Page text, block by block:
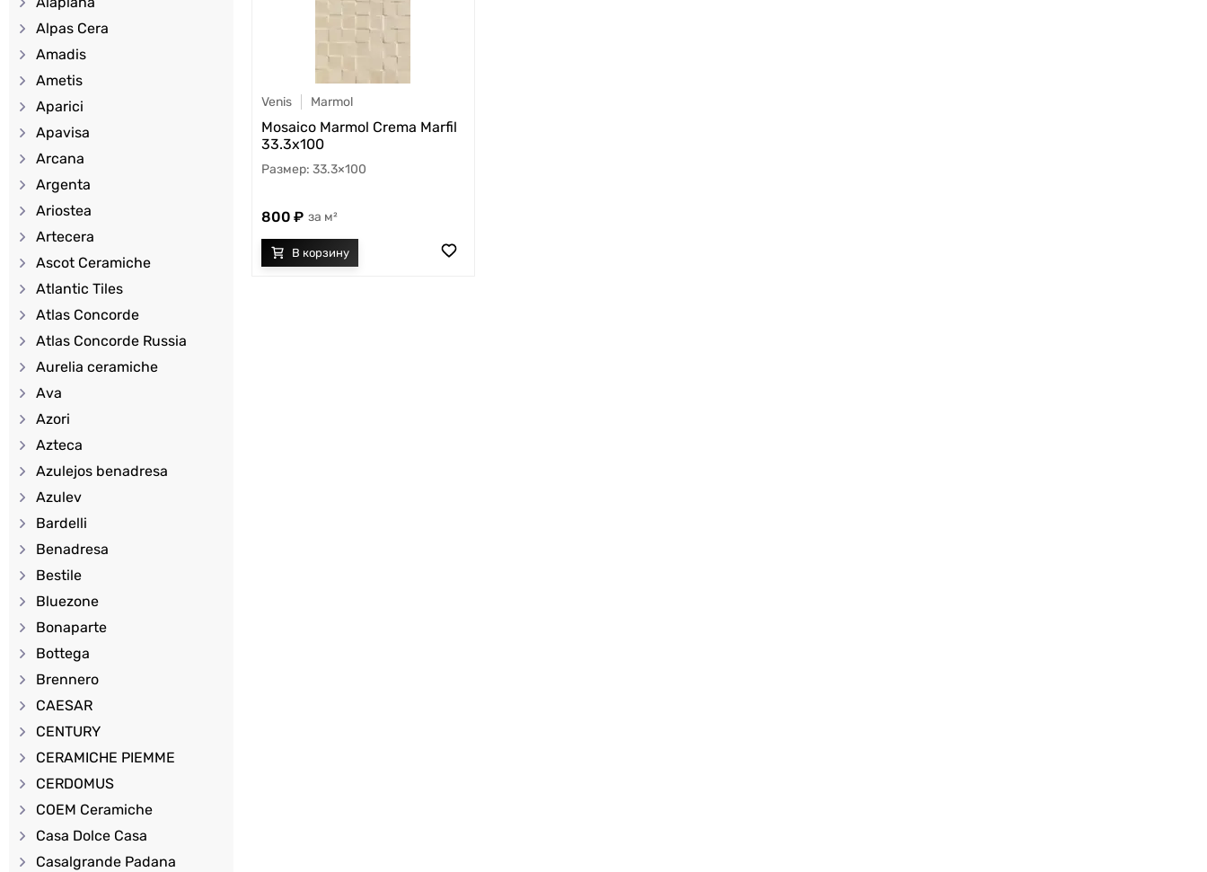
Alpas Cera
Amadis
Ametis
Aparici
Apavisa
Arcana
Argenta
Ariostea
Artecera
Ascot Ceramiche
Atlantic Tiles
Atlas Concorde
Atlas Concorde Russia
Aurelia ceramiche
Ava
Azori
Azteca
Azulejos benadresa
Azulev
Bardelli
Benadresa
Bestile
Bluezone
Bonaparte
Bottega
Brennero
CAESAR
CENTURY
CERAMICHE PIEMME
CERDOMUS
COEM Ceramiche
Casa Dolce Casa
Casalgrande Padana
Venis Marmol
Mosaico Marmol Crema Marfil
33.3x100
33.3×100
800 м²